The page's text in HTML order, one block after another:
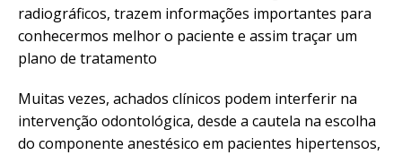
radiográficos, trazem informações importantes para
conhecermos melhor o paciente e assim traçar um
plano de tratamento
Muitas vezes, achados clínicos podem interferir na
intervenção odontológica, desde a cautela na escolha
do componente anestésico em pacientes hipertensos,